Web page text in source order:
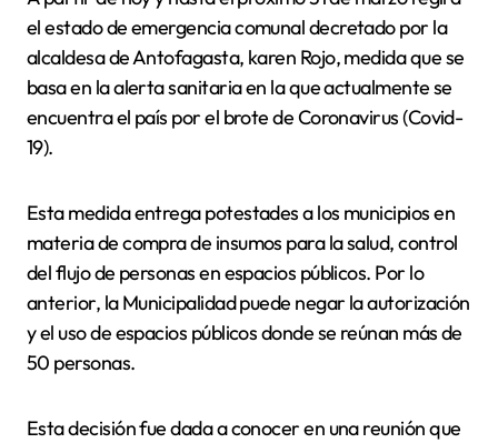
el estado de emergencia comunal decretado por la
alcaldesa de Antofagasta, karen Rojo, medida que se
basa en la alerta sanitaria en la que actualmente se
encuentra el país por el brote de Coronavirus (Covid-
19).
Esta medida entrega potestades a los municipios en
materia de compra de insumos para la salud, control
del flujo de personas en espacios públicos. Por lo
anterior, la Municipalidad puede negar la autorización
y el uso de espacios públicos donde se reúnan más de
50 personas.
Esta decisión fue dada a conocer en una reunión que